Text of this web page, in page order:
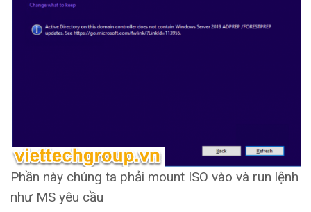
Phần này chúng ta phải mount ISO vào và run lệnh
như MS yêu cầu